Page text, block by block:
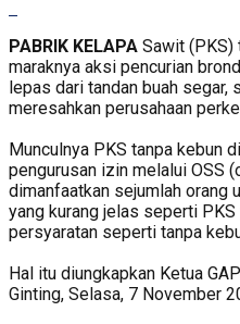
PABRIK KELAPA Sawit (PKS)
maraknya aksi pencurian
lepas dari tandan buah segar,
meresahkan perusahaan
Munculnya PKS tanpa kebun
pengurusan izin melalui OSS
dimanfaatkan sejumlah orang
yang kurang jelas seperti
persyaratan seperti tanpa
Hal itu diungkapkan Ketua
Ginting, Selasa, 7 November